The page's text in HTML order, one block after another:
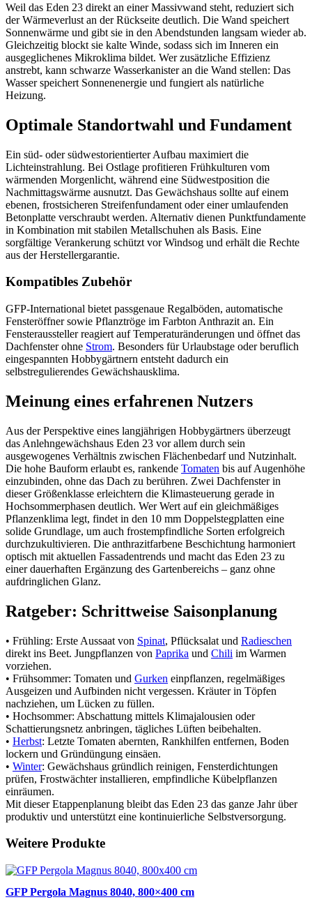
Weil das Eden 23 direkt an einer Massivwand steht, reduziert sich
der Wärmeverlust an der Rückseite deutlich. Die Wand speichert
Sonnenwärme und gibt sie in den Abendstunden langsam wieder ab.
Gleichzeitig blockt sie kalte Winde, sodass sich im Inneren ein
ausgeglichenes Mikroklima bildet. Wer zusätzliche Effizienz
anstrebt, kann schwarze Wasserkanister an die Wand stellen: Das
Wasser speichert Sonnenenergie und fungiert als natürliche
Heizung.
Optimale Standortwahl und Fundament
Ein süd- oder südwestorientierter Aufbau maximiert die
Lichteinstrahlung. Bei Ostlage profitieren Frühkulturen vom
wärmenden Morgenlicht, während eine Südwestposition die
Nachmittagswärme ausnutzt. Das Gewächshaus sollte auf einem
ebenen, frostsicheren Streifenfundament oder einer umlaufenden
Betonplatte verschraubt werden. Alternativ dienen Punktfundamente
in Kombination mit stabilen Metallschuhen als Basis. Eine
sorgfältige Verankerung schützt vor Windsog und erhält die Rechte
aus der Hersteller­garantie.
Kompatibles Zubehör
GFP-International bietet passgenaue Regalböden, automatische
Fensteröffner sowie Pflanztröge im Farbton Anthrazit an. Ein
Fensteraussteller reagiert auf Temperaturänderungen und öffnet das
Dachfenster ohne Strom. Besonders für Urlaubstage oder beruflich
eingespannten Hobbygärtnern entsteht dadurch ein
selbstregulierendes Gewächshausklima.
Meinung eines erfahrenen Nutzers
Aus der Perspektive eines langjährigen Hobbygärtners überzeugt
das Anlehngewächshaus Eden 23 vor allem durch sein
ausgewogenes Verhältnis zwischen Flächenbedarf und Nutzinhalt.
Die hohe Bauform erlaubt es, rankende Tomaten bis auf Augenhöhe
einzubinden, ohne das Dach zu berühren. Zwei Dachfenster in
dieser Größenklasse erleichtern die Klimasteuerung gerade in
Hochsommerphasen deutlich. Wer Wert auf ein gleichmäßiges
Pflanzenklima legt, findet in den 10 mm Doppelstegplatten eine
solide Grundlage, um auch frostempfindliche Sorten erfolgreich
durchzukultivieren. Die anthrazitfarbene Beschichtung harmoniert
optisch mit aktuellen Fassadentrends und macht das Eden 23 zu
einer dauerhaften Ergänzung des Gartenbereichs – ganz ohne
aufdringlichen Glanz.
Ratgeber: Schrittweise Saisonplanung
• Frühling: Erste Aussaat von Spinat, Pflücksalat und Radieschen
direkt ins Beet. Jungpflanzen von Paprika und Chili im Warmen
vorziehen.
• Frühsommer: Tomaten und Gurken einpflanzen, regelmäßiges
Ausgeizen und Aufbinden nicht vergessen. Kräuter in Töpfen
nachziehen, um Lücken zu füllen.
• Hochsommer: Abschattung mittels Klimajalousien oder
Schattierungsnetz anbringen, tägliches Lüften beibehalten.
• Herbst: Letzte Tomaten abernten, Rankhilfen entfernen, Boden
lockern und Gründüngung einsäen.
• Winter: Gewächshaus gründlich reinigen, Fensterdichtungen
prüfen, Frostwächter installieren, empfindliche Kübelpflanzen
einräumen.
Mit dieser Etappenplanung bleibt das Eden 23 das ganze Jahr über
produktiv und unterstützt eine kontinuierliche Selbstversorgung.
Weitere Produkte
GFP Pergola Magnus 8040, 800×400 cm